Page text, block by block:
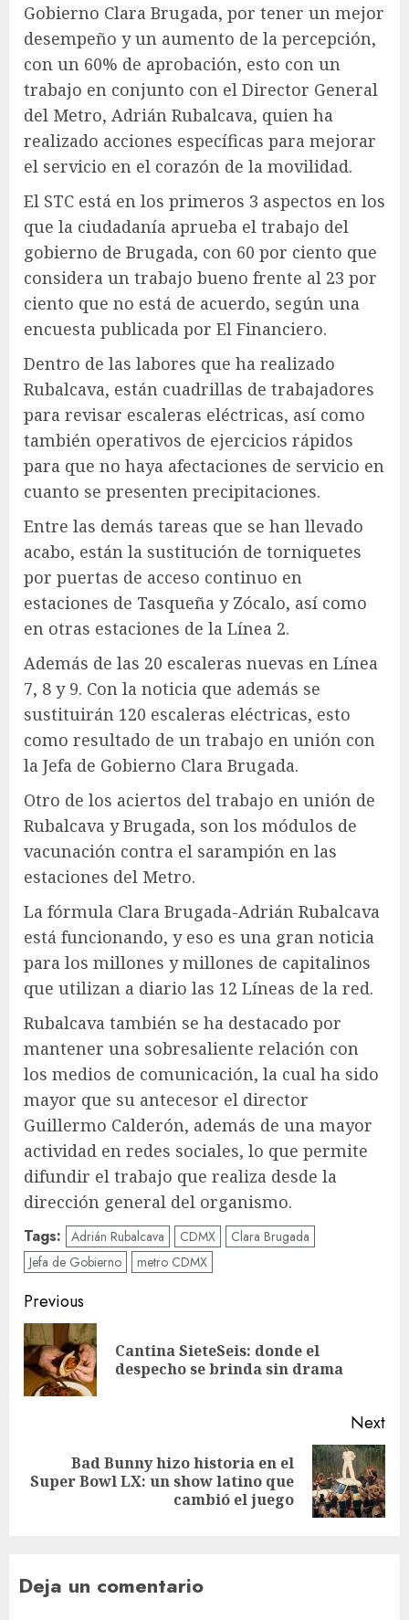
Gobierno Clara Brugada, por tener un mejor
desempeño y un aumento de la percepción,
con un 60% de aprobación, esto con un
trabajo en conjunto con el Director General
del Metro, Adrián Rubalcava, quien ha
realizado acciones específicas para mejorar
el servicio en el corazón de la movilidad.
El STC está en los primeros 3 aspectos en los
que la ciudadanía aprueba el trabajo del
gobierno de Brugada, con 60 por ciento que
considera un trabajo bueno frente al 23 por
ciento que no está de acuerdo, según una
encuesta publicada por El Financiero.
Dentro de las labores que ha realizado
Rubalcava, están cuadrillas de trabajadores
para revisar escaleras eléctricas, así como
también operativos de ejercicios rápidos
para que no haya afectaciones de servicio en
cuanto se presenten precipitaciones.
Entre las demás tareas que se han llevado
acabo, están la sustitución de torniquetes
por puertas de acceso continuo en
estaciones de Tasqueña y Zócalo, así como
en otras estaciones de la Línea 2.
Además de las 20 escaleras nuevas en Línea
7, 8 y 9. Con la noticia que además se
sustituirán 120 escaleras eléctricas, esto
como resultado de un trabajo en unión con
la Jefa de Gobierno Clara Brugada.
Otro de los aciertos del trabajo en unión de
Rubalcava y Brugada, son los módulos de
vacunación contra el sarampión en las
estaciones del Metro.
La fórmula Clara Brugada-Adrián Rubalcava
está funcionando, y eso es una gran noticia
para los millones y millones de capitalinos
que utilizan a diario las 12 Líneas de la red.
Rubalcava también se ha destacado por
mantener una sobresaliente relación con
los medios de comunicación, la cual ha sido
mayor que su antecesor el director
Guillermo Calderón, además de una mayor
actividad en redes sociales, lo que permite
difundir el trabajo que realiza desde la
dirección general del organismo.
Tags: Adrián Rubalcava CDMX
Clara Brugada
Jefa de Gobierno
metro CDMX
Post
navigation
Previous
Cantina SieteSeis: donde el
despecho se brinda sin drama
Next
Next
Bad Bunny hizo historia en el
Super Bowl LX: un show latino que
cambió el juego
Deja un comentario